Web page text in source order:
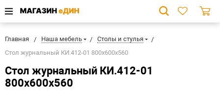
Главная Наша мебель
Столы и стулья
Стол журнальный КИ.412-01 800х600х560
Стол журнальный КИ.412-01
800х600х560